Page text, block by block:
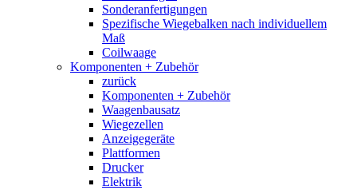
Sonderanfertigungen
Spezifische Wiegebalken nach individuellem
Maß
Coilwaage
Komponenten + Zubehör
zurück
Komponenten + Zubehör
Waagenbausatz
Wiegezellen
Anzeigegeräte
Plattformen
Drucker
Elektrik